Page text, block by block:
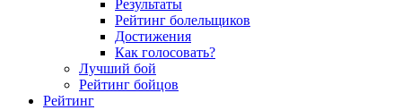
Результаты
Рейтинг болельщиков
Достижения
Как голосовать?
Лучший бой
Рейтинг бойцов
Рейтинг